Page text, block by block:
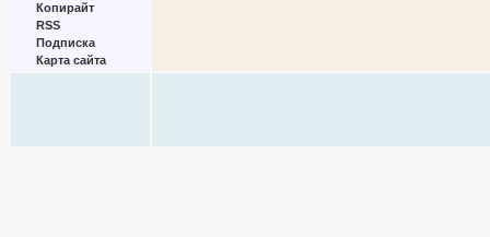
Копирайт
RSS
Подписка
Карта сайта